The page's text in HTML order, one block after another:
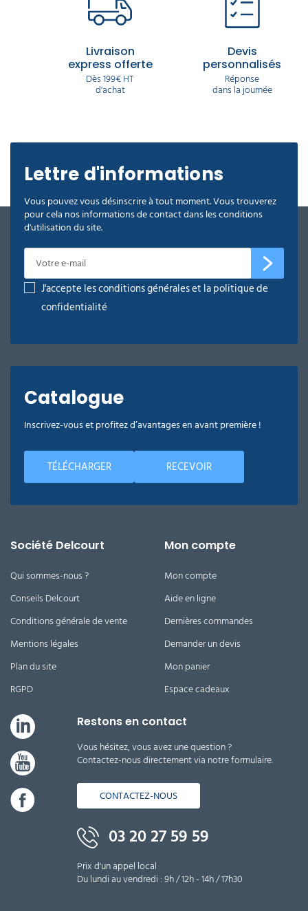
Livraison
express offerte
Dès 199€ HT
d'achat
Devis
personnalisés
Réponse
dans la journée
Lettre d'informations
Vous pouvez vous désinscrire à tout moment. Vous trouverez
pour cela nos informations de contact dans les conditions
d'utilisation du site.
J'accepte les conditions générales et la politique de
confidentialité
Catalogue
Inscrivez-vous et profitez d’avantages en avant première !
TÉLÉCHARGER RECEVOIR
Société Delcourt
Qui sommes-nous ?
Conseils Delcourt
Conditions générale de vente
Mentions légales
Plan du site
RGPD
Mon compte
Mon compte
Aide en ligne
Dernières commandes
Demander un devis
Mon panier
Espace cadeaux
Restons en contact
Vous hésitez, vous avez une question ?
Contactez-nous directement via notre formulaire.
CONTACTEZ-NOUS
03 20 27 59 59
Prix d'un appel local
Du lundi au vendredi : 9h / 12h - 14h / 17h30